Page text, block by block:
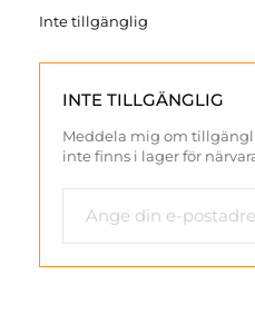
Inte tillgänglig
INTE TILLGÄNGLIG
Meddela mig om
inte finns i lager för